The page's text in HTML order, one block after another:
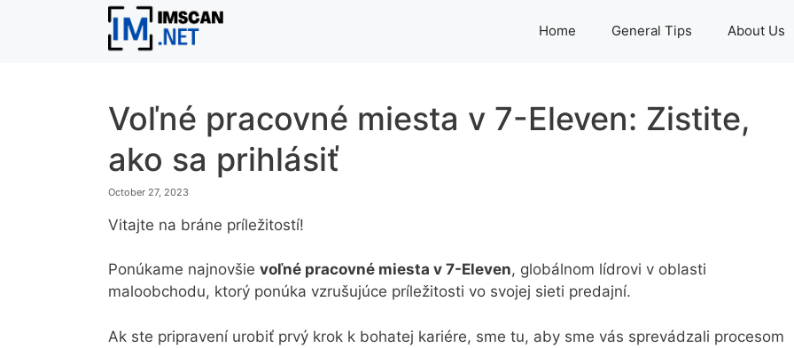
Home General Tips About Us
Voľné pracovné miesta v 7-Eleven: Zistite,
ako sa prihlásiť
October 27, 2023
Vitajte na bráne príležitostí!
Ponúkame najnovšie voľné pracovné miesta v 7-Eleven, globálnom lídrovi v oblasti
maloobchodu, ktorý ponúka vzrušujúce príležitosti vo svojej sieti predajní.
Ak ste pripravení urobiť prvý krok k bohatej kariére, sme tu, aby sme vás sprevádzali procesom